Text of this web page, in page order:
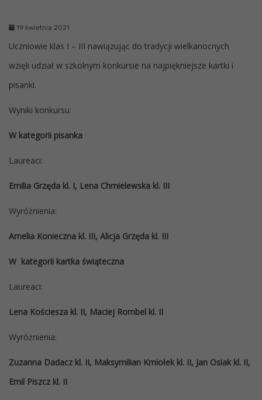
19 kwietnia 2021
Uczniowie klas I – III nawiązując do tradycji wielkanocnych
wzięli udział w szkolnym konkursie na najpiękniejsze kartki i
pisanki.
Wyniki konkursu:
W kategorii pisanka
Laureaci:
Emilia Grzęda kl. I, Lena Chmielewska kl. III
Wyróżnienia:
Amelia Konieczna kl. III, Alicja Grzęda kl. III
W kategorii kartka świąteczna
Laureaci:
Lena Kościesza kl. II, Maciej Rombel kl. II
Wyróżnienia:
Zuzanna Dadacz kl. II, Maksymilian Kmiołek kl. II, Jan Osiak kl. II,
Emil Piszcz kl. II